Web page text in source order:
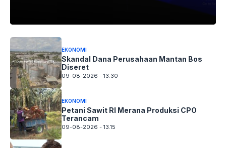
EKONOMI
Skandal Dana Perusahaan Mantan Bos
Diseret
09-08-2026 - 13.30
EKONOMI
Petani Sawit RI Merana Produksi CPO
Terancam
09-08-2026 - 13.15